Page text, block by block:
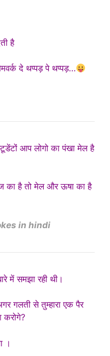
है
दे थप्पड़ पे थप्पड़…
आप लोगो का पंखा मेल है
का है तो मेल और ऊषा का है
in hindi
में समझा रही थी।
गलती से तुम्हारा एक पैर
करोगे?
।